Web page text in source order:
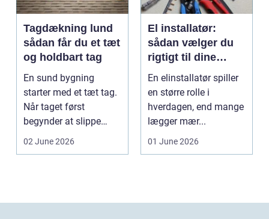
Tagdækning lund
sådan får du et tæt
og holdbart tag
En sund bygning
starter med et tæt tag.
Når taget først
begynder at slippe
vand ind, kan skaderne
02 June 2026
El installatør:
sådan vælger du
rigtigt til dine
elinstallationer
En elinstallatør spiller
en større rolle i
hverdagen, end mange
lægger mær...
01 June 2026